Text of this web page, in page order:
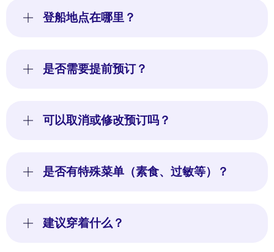
登船地点在哪里？
是否需要提前预订？
可以取消或修改预订吗？
是否有特殊菜单（素食、过敏等）？
建议穿着什么？